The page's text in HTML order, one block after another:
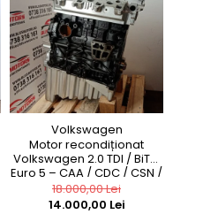
Volkswagen
Motor recondiționat
Volkswagen 2.0 TDI / BiTDI
Euro 5 – CAA / CDC / CSN /
CFC
18.000,00 Lei
14.000,00 Lei